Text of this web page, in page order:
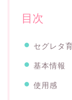
目次
セグレタ
基本情報
使用感